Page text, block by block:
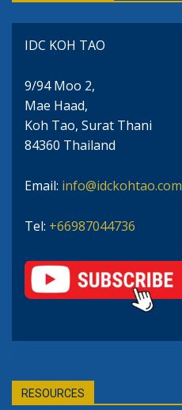
IDC KOH TAO
9/94 Moo 2,
Mae Haad,
Koh Tao, Surat Thani
84360 Thailand
Email: info@idckohtao.com
Tel: +66987044736
RESOURCES